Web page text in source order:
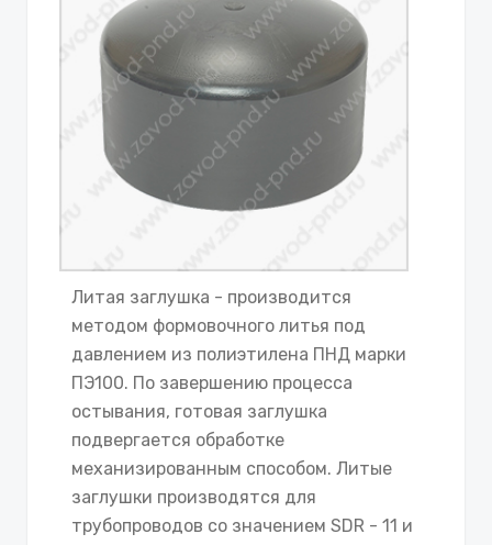
Литая заглушка - производится
методом формовочного литья под
давлением из полиэтилена ПНД марки
ПЭ100. По завершению процесса
остывания, готовая заглушка
подвергается обработке
механизированным способом. Литые
заглушки производятся для
трубопроводов со значением SDR - 11 и